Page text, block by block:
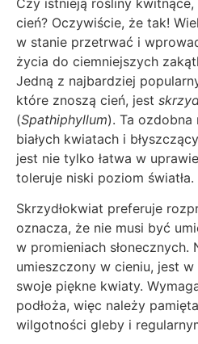
cień? Oczywiście, że tak!
w stanie przetrwać i
życia do ciemniejszych
Jedną z najbardziej
które znoszą cień, jest
(Spathiphyllum). Ta ozdobna
białych kwiatach i
jest nie tylko łatwa w
toleruje niski poziom światła.
Skrzydłokwiat preferuje
oznacza, że nie musi być
w promieniach słonecznych.
umieszczony w cieniu, jest
swoje piękne kwiaty.
podłoża, więc należy
wilgotności gleby i